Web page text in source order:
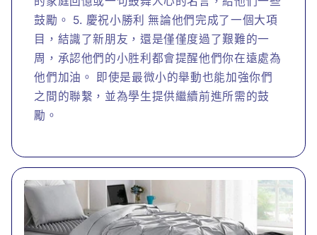
鼓勵。 5. 慶祝小勝利 無論他們完成了一個大項
目，結識了新朋友，還是僅僅度過了艱難的一
周，承認他們的小胜利都會提醒他們你在遠處為
他們加油。 即使是最微小的舉動也能加強你們
之間的聯繫，並為學生提供繼續前進所需的鼓
勵。